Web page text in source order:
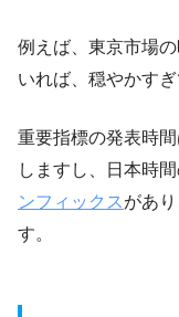
例えば、東京市場
いれば、穏やかす
重要指標の発表時
しますし、日本時
ンフィックス があ
す。